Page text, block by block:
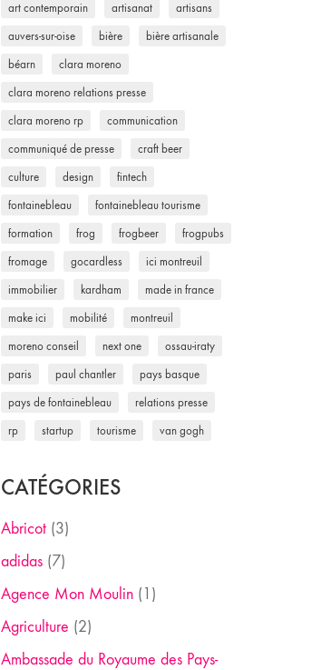
art contemporain artisanat artisans
auvers-sur-oise bière bière artisanale
béarn clara moreno
clara moreno relations presse
clara moreno rp communication
communiqué de presse craft beer
culture design fintech
fontainebleau fontainebleau tourisme
formation frog frogbeer frogpubs
fromage gocardless ici montreuil
immobilier kardham made in france
make ici mobilité montreuil
moreno conseil next one ossau-iraty
paris paul chantler pays basque
pays de fontainebleau relations presse
rp startup tourisme van gogh
CATÉGORIES
Abricot(3)
adidas(7)
Agence Mon Moulin(1)
Agriculture (2)
Ambassade du Royaume des Pays-